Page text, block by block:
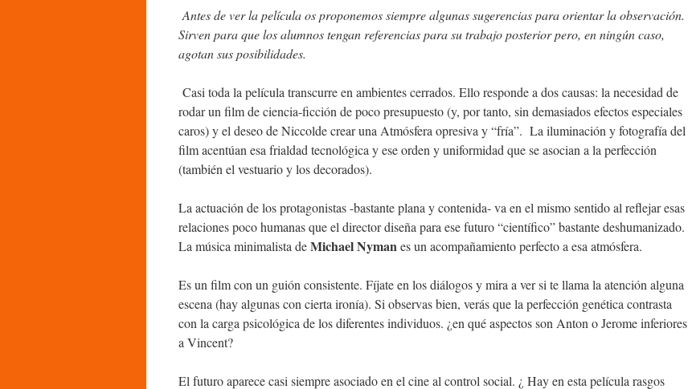
Antes de ver la película os proponemos siempre algunas sugerencias para orientar la observación.
Sirven para que los alumnos tengan referencias para su trabajo posterior pero, en ningún caso,
agotan sus posibilidades.
Casi toda la película transcurre en ambientes cerrados. Ello responde a dos causas: la necesidad de
rodar un film de ciencia-ficción de poco presupuesto (y, por tanto, sin demasiados efectos especiales
caros) y el deseo de Niccolde crear una Atmósfera opresiva y “fría”. La iluminación y fotografía del
film acentúan esa frialdad tecnológica y ese orden y uniformidad que se asocian a la perfección
(también el vestuario y los decorados).
La actuación de los protagonistas -bastante plana y contenida- va en el mismo sentido al reflejar esas
relaciones poco humanas que el director diseña para ese futuro “científico” bastante deshumanizado.
La música minimalista deMichael Nymanes un acompañamiento perfecto a esa atmósfera.
Es un film con un guión consistente. Fíjate en los diálogos y mira a ver si te llama la atención alguna
escena (hay algunas con cierta ironía). Si observas bien, verás que la perfección genética contrasta
con la carga psicológica de los diferentes individuos. ¿en qué aspectos son Anton o Jerome inferiores
a Vincent?
El futuro aparece casi siempre asociado en el cine al control social. ¿ Hay en esta película rasgos